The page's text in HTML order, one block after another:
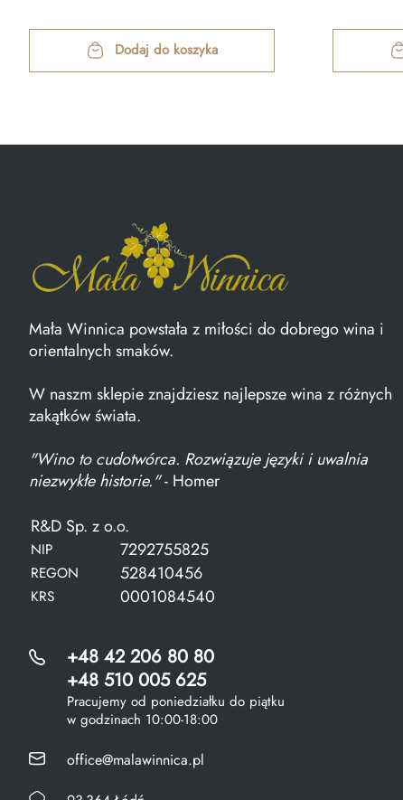
Dodaj do koszyka
Mała Winnica powstała z miłości do dobrego wina i
orientalnych smaków.
W naszm sklepie znajdziesz najlepsze wina z różnych
zakątków świata.
"Wino to cudotwórca. Rozwiązuje języki i uwalnia
niezwykłe historie."- Homer
R&D Sp. z o.o.
NIP 7292755825
REGON 528410456
KRS 0001084540
+48 42 206 80 80
+48 510 005 625
Pracujemy od poniedziałku do piątku
w godzinach 10:00-18:00
office@malawinnica.pl